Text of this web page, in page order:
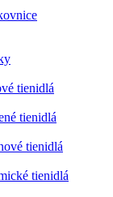
tienidlá
tienidlá
tienidlá
tienidlá